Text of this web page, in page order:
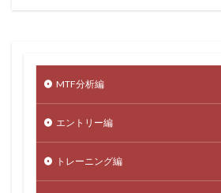
MTF分析編
エントリー編
トレーニング編